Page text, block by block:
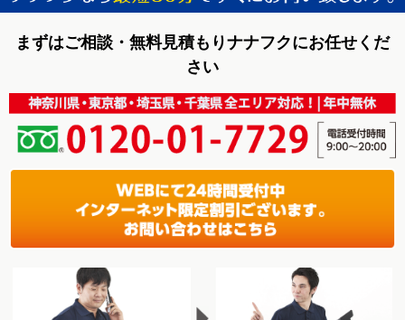
まずはご相談・無料見積もりナナフクにお任せくだ
さい